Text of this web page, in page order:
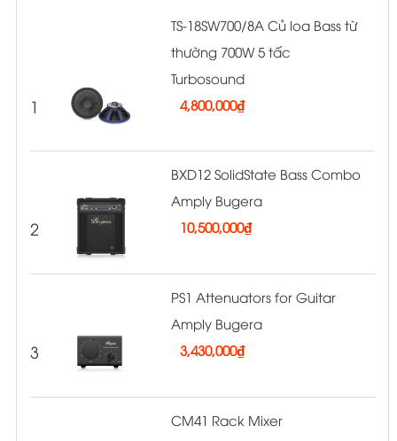
1
TS-18SW700/8A Củ loa Bass từ
thường 700W 5 tấc
Turbosound
4,800,000₫
2
BXD12 SolidState Bass Combo
Amply Bugera
10,500,000₫
3
PS1 Attenuators for Guitar
Amply Bugera
3,430,000₫
CM41 Rack Mixer